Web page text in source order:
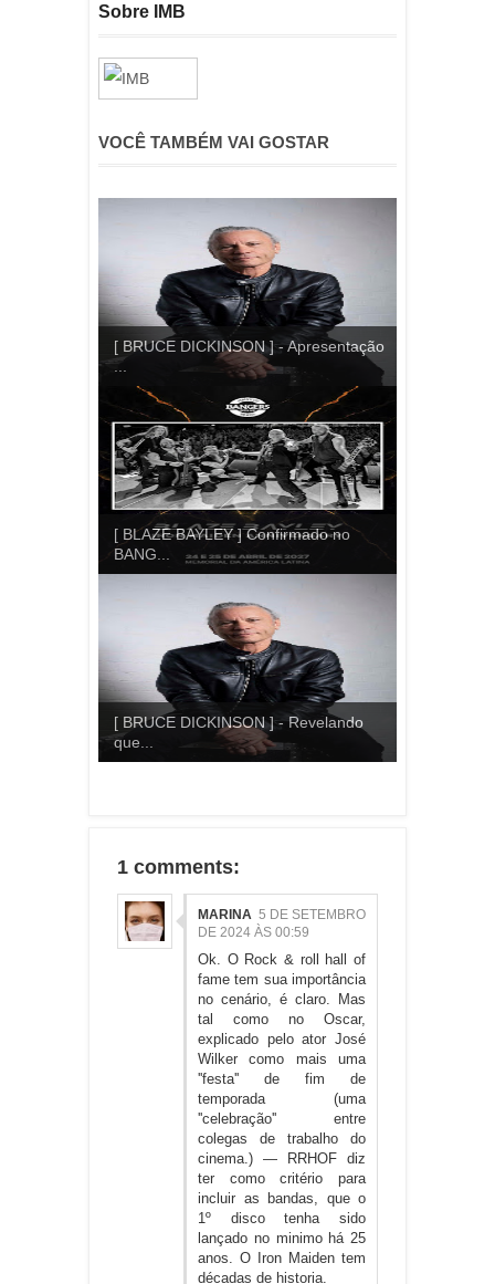
Sobre IMB
VOCÊ TAMBÉM VAI GOSTAR
[ BRUCE DICKINSON ] - Apresentação
...
[ BLAZE BAYLEY ] Confirmado no
BANG...
[ BRUCE DICKINSON ] - Revelando
que...
1 comments:
MARINA 5 DE SETEMBRO
DE 2024 ÀS 00:59
Ok. O Rock & roll hall of
fame tem sua importância
no cenário, é claro. Mas
tal como no Oscar,
explicado pelo ator José
Wilker como mais uma
''festa'' de fim de
temporada (uma
''celebração'' entre
colegas de trabalho do
cinema.) — RRHOF diz
ter como critério para
incluir as bandas, que o
1º disco tenha sido
lançado no minimo há 25
anos. O Iron Maiden tem
décadas de historia.